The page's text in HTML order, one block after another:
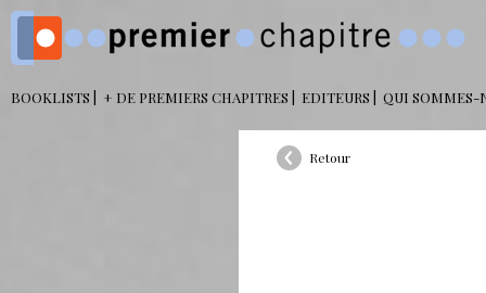
BOOKLISTS + DE PREMIERS CHAPITRES EDITEURS QUI SOMMES-
Retour